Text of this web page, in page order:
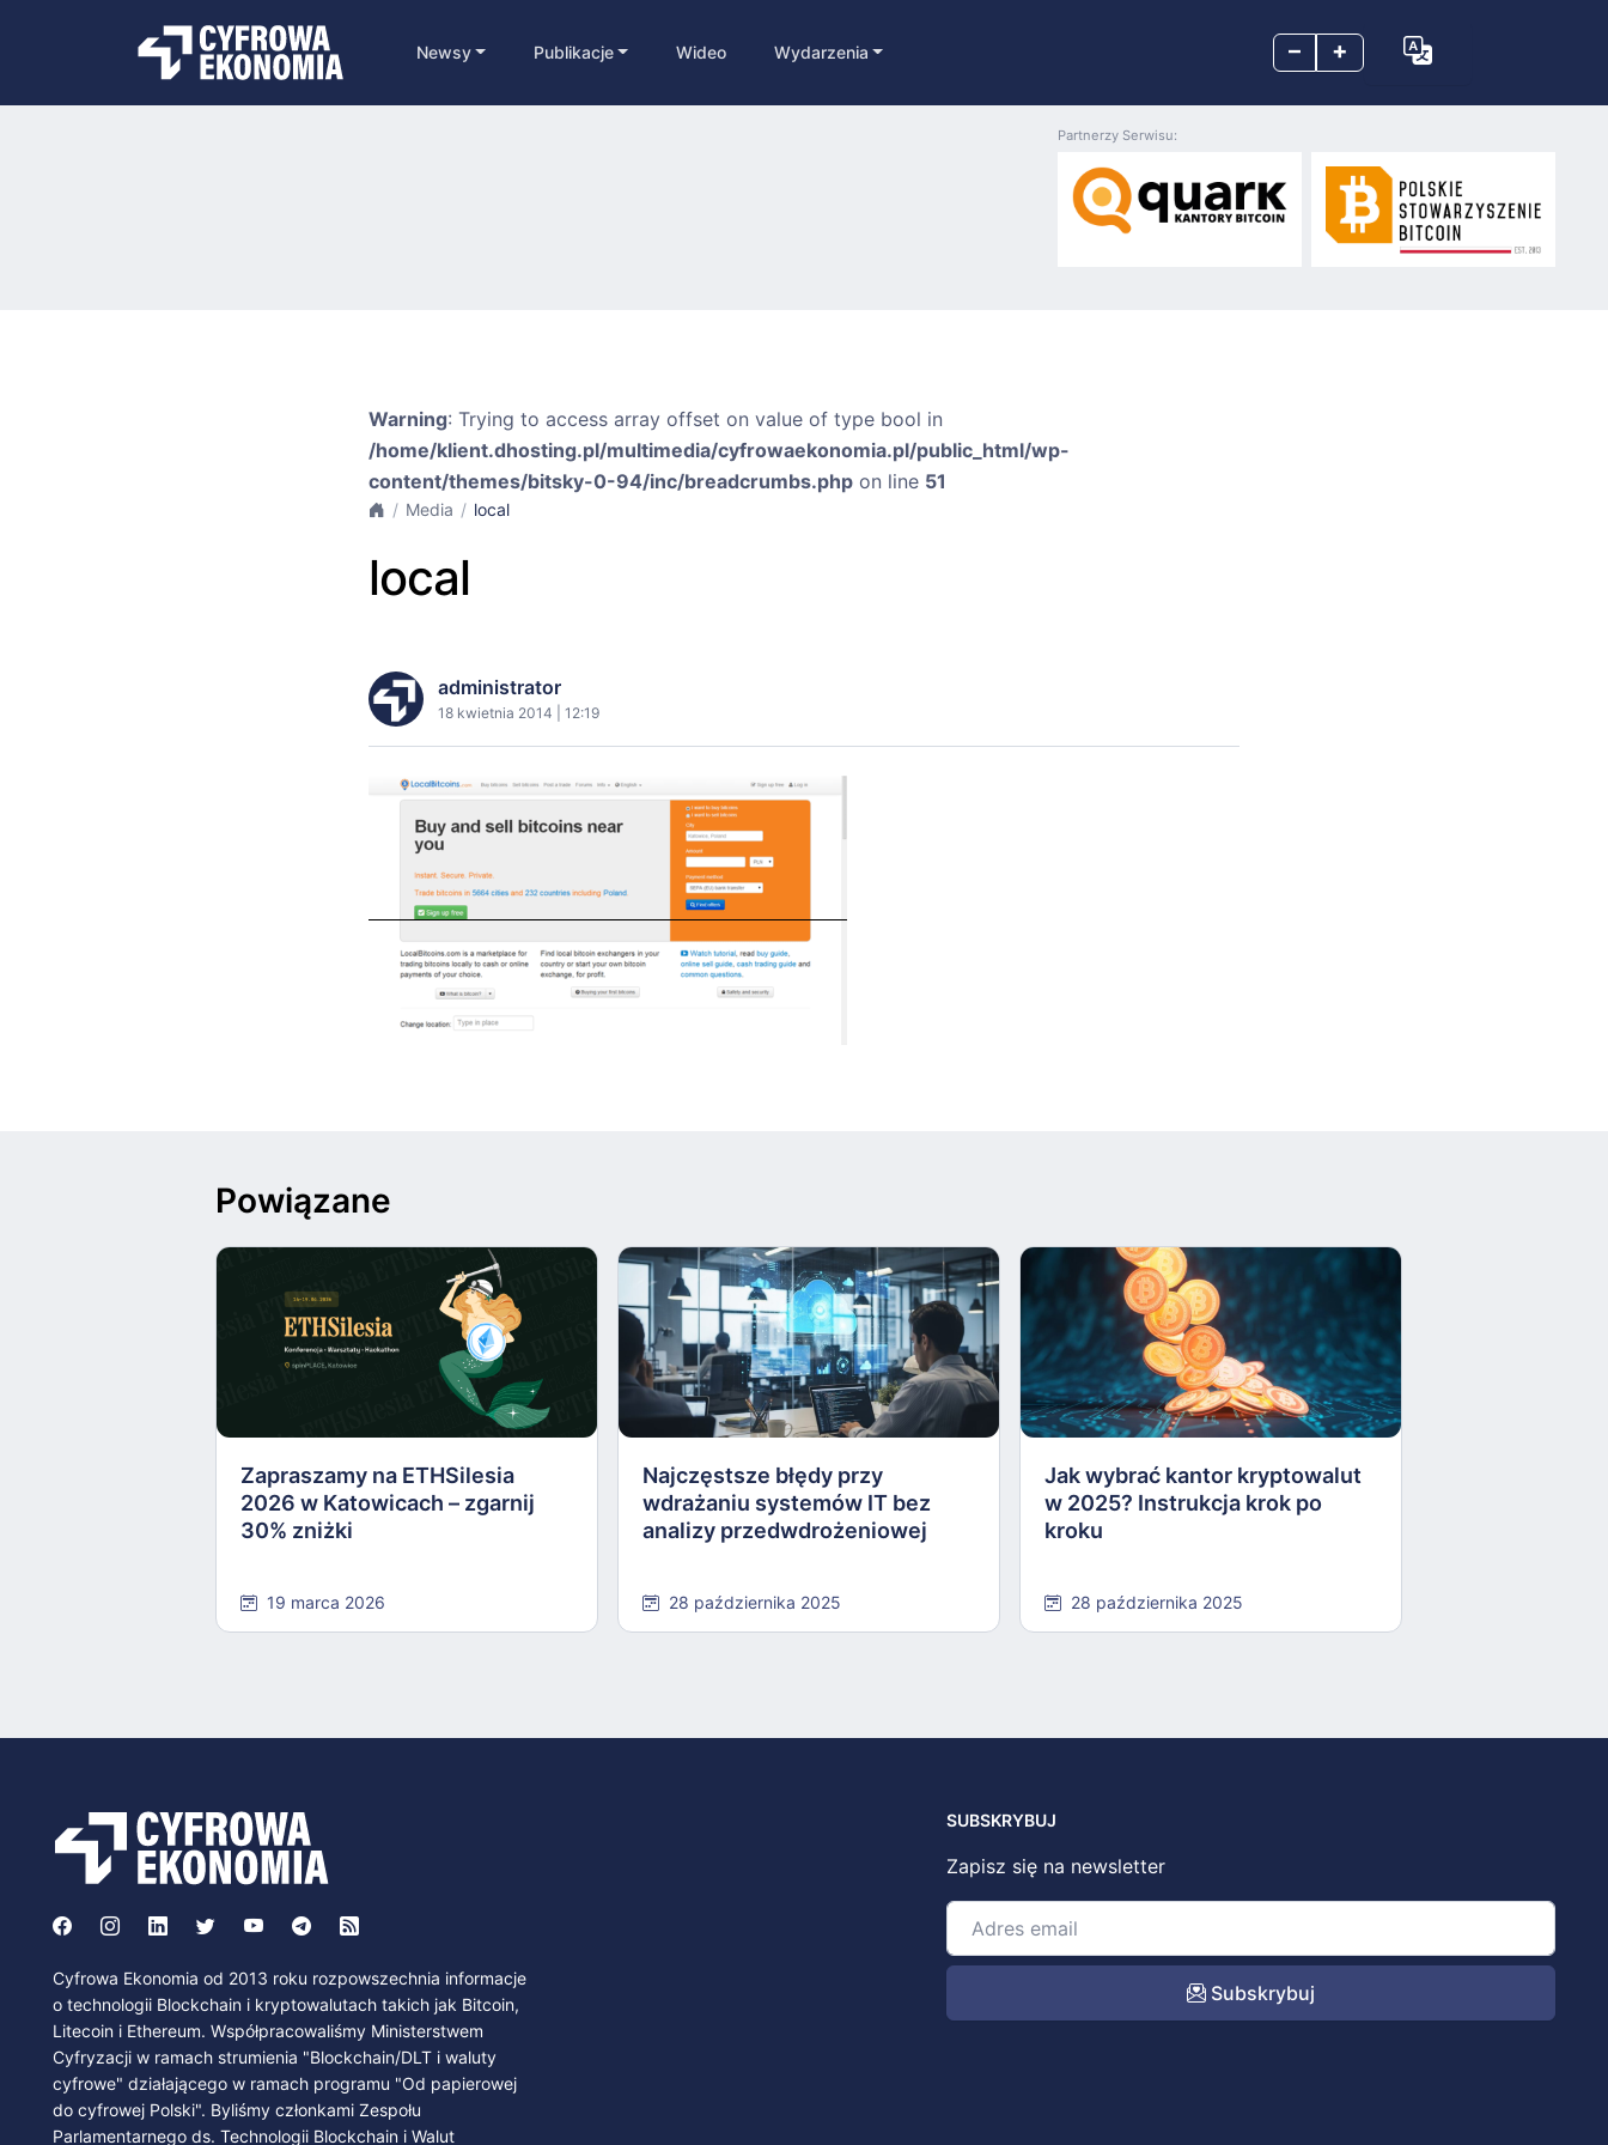
– +
Newsy Publikacje Wideo Wydarzenia
Partnerzy Serwisu:
Warning: Trying to access array offset on value of type bool in
/home/klient.dhosting.pl/multimedia/cyfrowaekonomia.pl/public_html/wp-
content/themes/bitsky-0-94/inc/breadcrumbs.php on line 51
Media local
local
administrator
18 kwietnia 2014 | 12:19
Powiązane
Zapraszamy na ETHSilesia
2026 w Katowicach – zgarnij
30% zniżki
19 marca 2026
Najczęstsze błędy przy
wdrażaniu systemów IT bez
analizy przedwdrożeniowej
28 października 2025
Jak wybrać kantor kryptowalut
w 2025? Instrukcja krok po
kroku
28 października 2025
Cyfrowa Ekonomia od 2013 roku rozpowszechnia informacje
o technologii Blockchain i kryptowalutach takich jak Bitcoin,
Litecoin i Ethereum. Współpracowaliśmy Ministerstwem
Cyfryzacji w ramach strumienia "Blockchain/DLT i waluty
cyfrowe" działającego w ramach programu "Od papierowej
do cyfrowej Polski". Byliśmy członkami Zespołu
Parlamentarnego ds. Technologii Blockchain i Walut
SUBSKRYBUJ
Zapisz się na newsletter
Subskrybuj